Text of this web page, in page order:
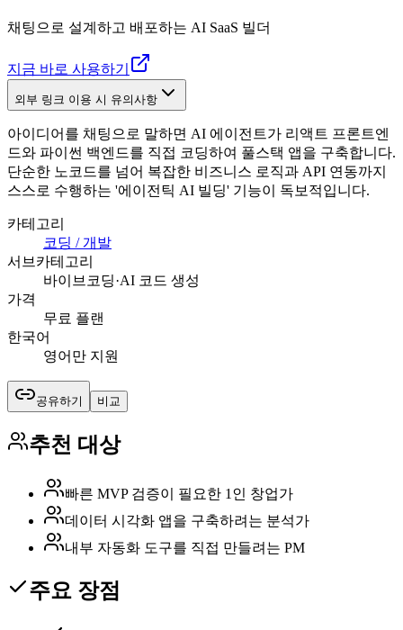
채팅으로 설계하고 배포하는 AI SaaS 빌더
지금 바로 사용하기
외부 링크 이용 시 유의사항
아이디어를 채팅으로 말하면 AI 에이전트가 리액트 프론트엔
드와 파이썬 백엔드를 직접 코딩하여 풀스택 앱을 구축합니다.
단순한 노코드를 넘어 복잡한 비즈니스 로직과 API 연동까지
스스로 수행하는 '에이전틱 AI 빌딩' 기능이 독보적입니다.
카테고리
코딩 / 개발
서브카테고리
바이브코딩·AI 코드 생성
가격
무료 플랜
한국어
영어만 지원
공유하기 비교
추천 대상
빠른 MVP 검증이 필요한 1인 창업가
데이터 시각화 앱을 구축하려는 분석가
내부 자동화 도구를 직접 만들려는 PM
주요 장점